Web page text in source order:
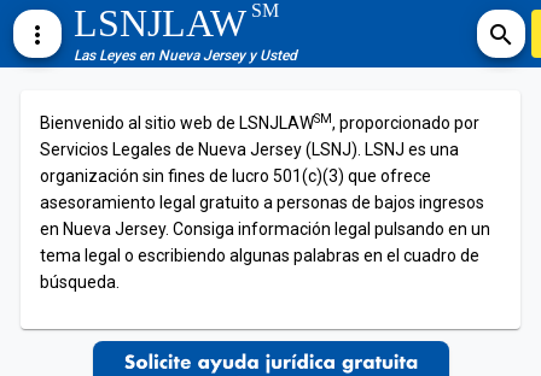
more_vert LSNJLAWSM
Las Leyes en Nueva Jersey y Usted
search
Bienvenido al sitio web de LSNJLAWSM, proporcionado por
Servicios Legales de Nueva Jersey (LSNJ). LSNJ es una
organización sin fines de lucro 501(c)(3) que ofrece
asesoramiento legal gratuito a personas de bajos ingresos
en Nueva Jersey. Consiga información legal pulsando en un
tema legal o escribiendo algunas palabras en el cuadro de
búsqueda.